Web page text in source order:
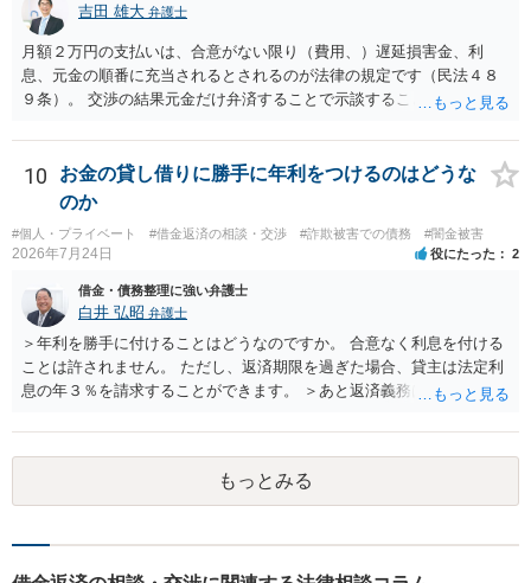
吉田 雄大 弁護士
月額２万円の支払いは、合意がない限り（費用、）遅延損害金、利
息、元金の順番に充当されるとされるのが法律の規定です（民法４８
９条）。 交渉の結果元金だけ弁済することで示談することは、弁護士
ることには消極的なことが多いものの、お近くの弁護士にご依頼しチ
ャレンジなさる意義は十分にあると思います。
10
お金の貸し借りに勝手に年利をつけるのはどうな
のか
#個人・プライベート #借金返済の相談・交渉 #詐欺被害での債務 #闇金被害
2026年7月24日 役にたった 2
借金・債務整理に強い弁護士
白井 弘昭 弁護士
＞年利を勝手に付けることはどうなのですか。 合意なく利息を付ける
ことは許されません。 ただし、返済期限を過ぎた場合、貸主は法定利
息の年３％を請求することができます。 ＞あと返済義務はありますか
りたお金は返さなければいけませんし、勝手につけた利息は返済不要
です。 以上、ご参考まで。
もっとみる